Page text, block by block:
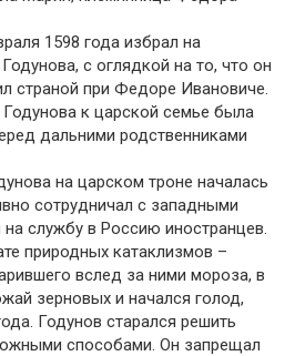
1598 года избрал на
с оглядкой на то, что он
страной при Федоре Ивановиче.
к царской семье была
дальними родственниками
на царском троне началась
сотрудничал с западными
на службу в Россию иностранцев.
природных катаклизмов –
вслед за ними мороза, в
зерновых и начался голод,
Годунов старался решить
способами. Он запрещал